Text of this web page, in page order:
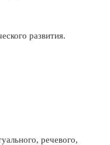
развития.
речевого,